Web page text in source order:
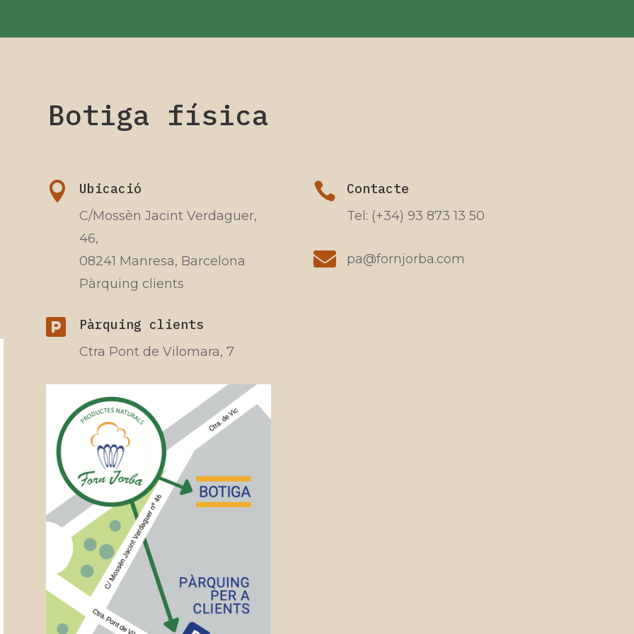
Botiga física
 Ubicació
C/Mossèn Jacint Verdaguer,
46,
08241 Manresa, Barcelona
Pàrquing clients
 Pàrquing clients
Ctra Pont de Vilomara, 7
 Contacte
Tel: (+34) 93 873 13 50
 pa@fornjorba.com